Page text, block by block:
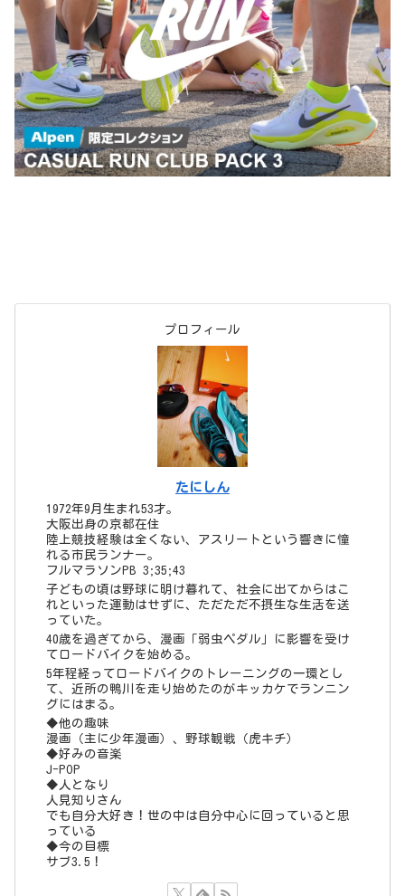
プロフィール
たにしん
1972年9月生まれ53才。
大阪出身の京都在住
陸上競技経験は全くない、アスリートという響きに憧
れる市民ランナー。
フルマラソンPB 3;35;43
子どもの頃は野球に明け暮れて、社会に出てからはこ
れといった運動はせずに、ただただ不摂生な生活を送
っていた。
40歳を過ぎてから、漫画「弱虫ペダル」に影響を受け
てロードバイクを始める。
5年程経ってロードバイクのトレーニングの一環とし
て、近所の鴨川を走り始めたのがキッカケでランニン
グにはまる。
◆他の趣味
漫画（主に少年漫画）、野球観戦（虎キチ）
◆好みの音楽
J-POP
◆人となり
人見知りさん
でも自分大好き！世の中は自分中心に回っていると思
っている
◆今の目標
サブ3.5！